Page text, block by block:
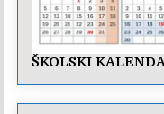
ŠKOLSKI